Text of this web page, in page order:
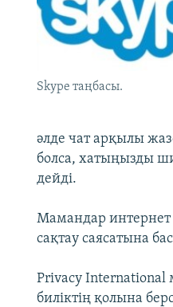
Skype таңбасы.
әлде чат арқылы
болса, хатыңызды
дейді.
Мамандар интернет
сақтау саясатына
Privacy International
биліктің қолына